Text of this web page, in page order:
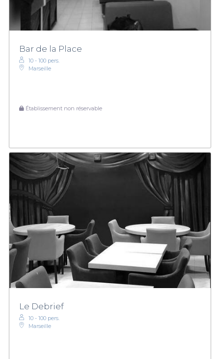
Bar de la Place
10 - 100 pers.
Marseille
Établissement non réservable
Le Debrief
10 - 100 pers.
Marseille